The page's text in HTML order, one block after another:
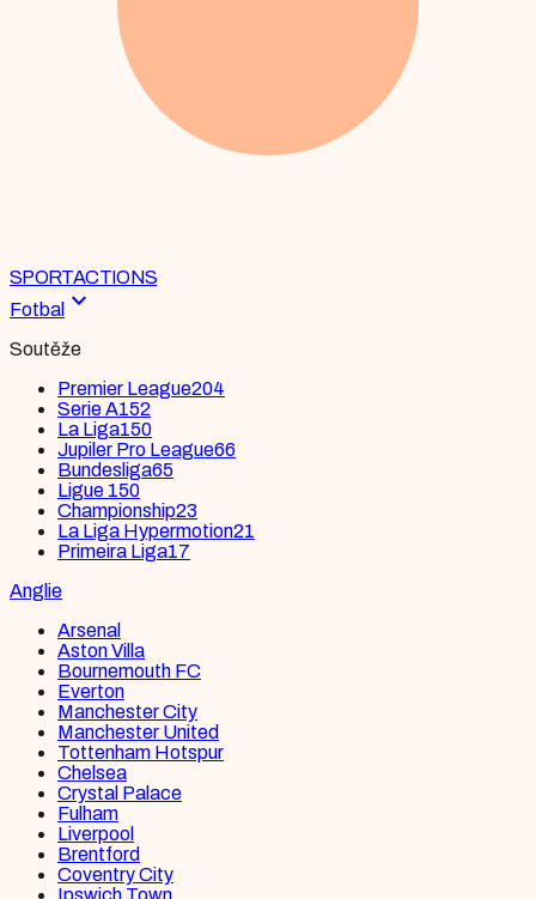
SPORTACTIONS
Fotbal expand_more
Soutěže
Premier League204
Serie A152
La Liga150
Jupiler Pro League66
Bundesliga65
Ligue 150
Championship23
La Liga Hypermotion21
Primeira Liga17
Anglie
Arsenal
Aston Villa
Bournemouth FC
Everton
Manchester City
Manchester United
Tottenham Hotspur
Chelsea
Crystal Palace
Fulham
Liverpool
Brentford
Coventry City
Ipswich Town